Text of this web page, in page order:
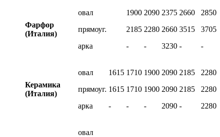
Фарфор
(Италия)
овал
прямоуг.
арка
1900
2185
-
2090
2280
-
2375
2660
3230
2660
3515
-
2850
3705
-
Керамика
(Италия)
овал
прямоуг.
арка
1615
1615
-
1710
1710
-
1900
1900
-
2090
2090
2090
2185
2185
-
2280
2280
2280
овал